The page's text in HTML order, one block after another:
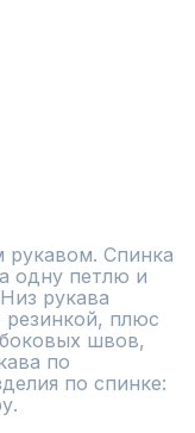
рукавом. Спинка
одну петлю и
рукава
резинкой, плюс
швов,
по
по спинке: